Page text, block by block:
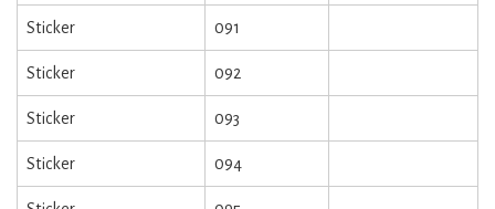
Sticker 091
Sticker 092
Sticker 093
Sticker 094